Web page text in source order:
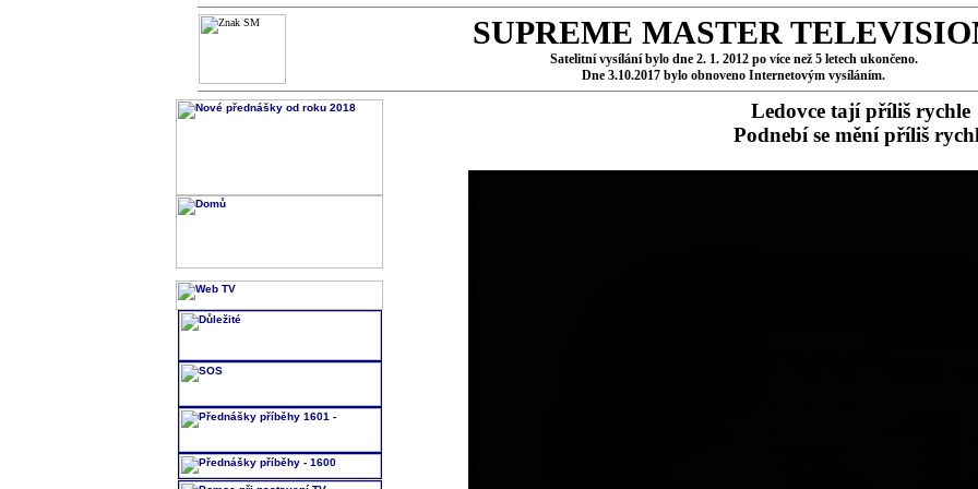
SUPREME MASTER
Satelitní vysílání bylo dne 2. 1. 2012 po více než 5 letech ukončeno.
Dne 3.10.2017 bylo obnoveno Internetovým vysíláním.
Ledovce tají příliš rychle
Podnebí se mění příliš